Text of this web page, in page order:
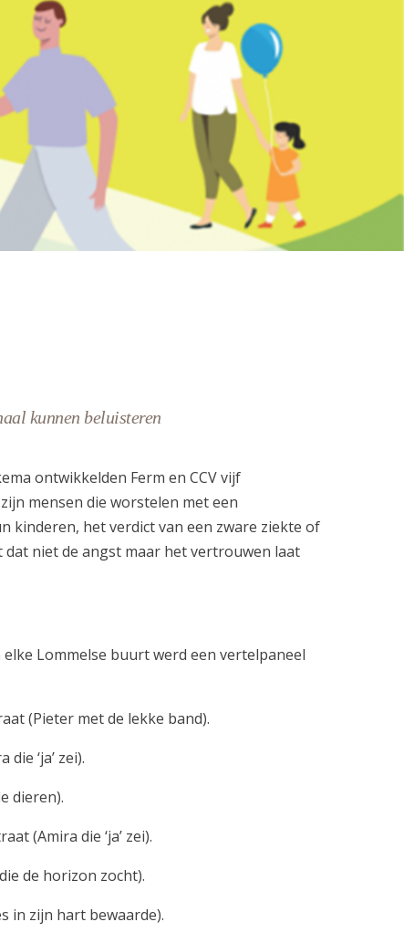
kunnen beluisteren
ontwikkelden Ferm en CCV vijf
mensen die worstelen met een
kinderen, het verdict van een zware ziekte of
niet de angst maar het vertrouwen laat
Lommelse buurt werd een vertelpaneel
(Pieter met de lekke band).
‘ja’ zei).
dieren).
(Amira die ‘ja’ zei).
de horizon zocht).
in zijn hart bewaarde).